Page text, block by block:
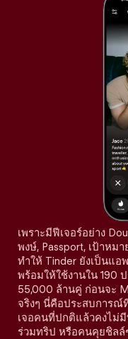
เพราะมีฟีเจอร์อย่าง
พงษ์, Passport, เป้าห
ทำให้ Tinder ยังเป็นแ
พร้อมให้ใช้งานใน 190
55,000 ล้านคู่ ก่อนจะ
จริงๆ นี่คือประสบการณ์
เจอคนที่ปกติแล้วคงไม่มี
ร่วมทริป หรือคนคุยชิลล์